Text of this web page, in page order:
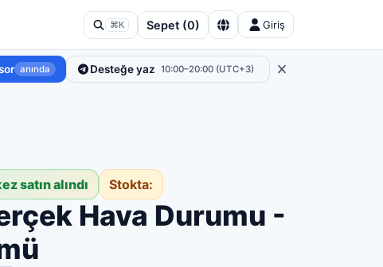
⌘K Sepet (0) Giriş
anında Desteğe yaz 10:00–20:00 (UTC+3)
satın alındı Stokta:
Hava Durumu -